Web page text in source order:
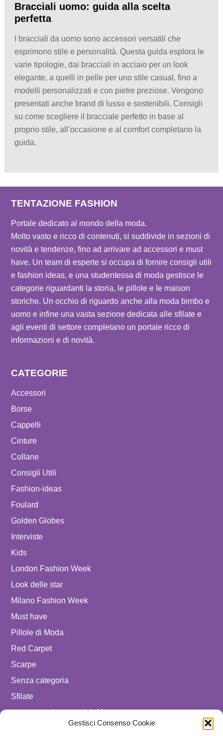
Gestisci Consenso Cookie
Bracciali uomo: guida alla scelta
perfetta
I bracciali da uomo sono accessori versatili che
esprimono stile e personalità. Questa guida esplora le
varie tipologie, dai bracciali in acciaio per un look
elegante, a quelli in pelle per uno stile casual, fino a
modelli personalizzati e con pietre preziose. Vengono
presentati anche brand di lusso e sostenibili. Consigli
su come scegliere il bracciale perfetto in base al
proprio stile, all’occasione e al comfort completano la
guida.
TENTAZIONE FASHION
Portale dedicato al mondo della moda.
Molto vasto e ricco di contenuti, si suddivide in sezioni di
novità e tendenze, fino ad arrivare ad accessori e must
have. Un team di esperte si occupa di fornire consigli utili
e fashion ideas, e una studentessa di moda gestisce le
categorie riguardanti la storia, le pillole e le maison
storiche. Un occhio di riguardo anche alla moda bimbo e
uomo e infine una vasta sezione dedicata alle sfilate e
agli eventi di settore completano un portale ricco di
informazioni e di novità.
CATEGORIE
Accessori
Borse
Cappelli
Cinture
Collane
Consigli Utili
Fashion-ideas
Foulard
Golden Globes
Interviste
Kids
London Fashion Week
Look delle star
Milano Fashion Week
Must have
Pillole di Moda
Red Carpet
Scarpe
Senza categoria
Sfilate
spostare in luxury celebrities